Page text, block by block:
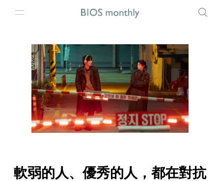
軟弱的人、優秀的人，都在對抗